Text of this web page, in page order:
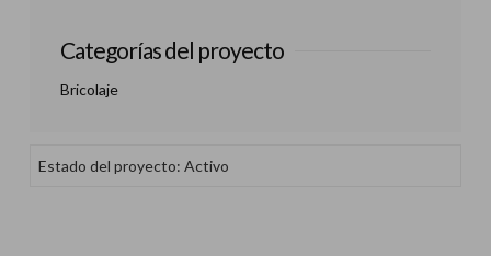
Categorías del proyecto
Bricolaje
Estado del proyecto: Activo